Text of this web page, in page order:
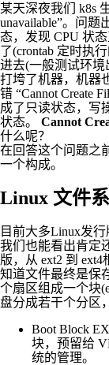
某天深夜我们 k8s
unavailable”。问题
态，发现 CPU 状
了(crontab 定时执
进去(一般测试环
打垮了机器，机器
错 “Cannot Create
成了只读状态，写
状态。 Cannot
什么呢？
在回答这个问题之
一个构成。
Linux 文件
目前大多Linux发
我们也能看出肯定
版，从 ext2 到
知道文件最终是保
个扇区组成一个块
盘分成若干个分区
Boot Block
块，预留给
统的管理。